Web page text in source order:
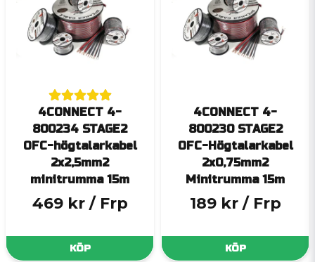
4CONNECT 4-
800234 STAGE2
OFC-högtalarkabel
2x2,5mm2
minitrumma 15m
469 kr / Frp
KÖP
4CONNECT 4-
800230 STAGE2
OFC-Högtalarkabel
2x0,75mm2
Minitrumma 15m
189 kr / Frp
KÖP